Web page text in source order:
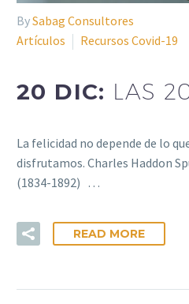
BySabag Consultores
Artículos
Recursos Covid-19
20 DIC: LAS
La felicidad no depende de lo
disfrutamos. Charles Haddon
(1834-1892) …
READ MORE